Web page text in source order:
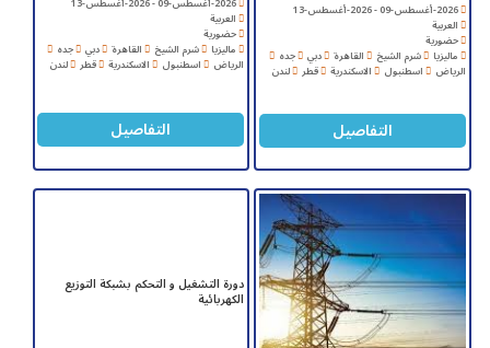
2026-أغسطس-09 - 2026-أغسطس-13
العربية
حضورية
ماليزيا شرم الشيخ القاهرة دبي جده
الرياض اسطنبول الاسكندرية قطر لندن
التفاصيل
العربية
حضورية
ماليزيا شرم الشيخ القاهرة دبي جده
الرياض اسطنبول الاسكندرية قطر لندن
التفاصيل
دورة التشغيل و التحكم بشبكة التوزيع
الكهربائية